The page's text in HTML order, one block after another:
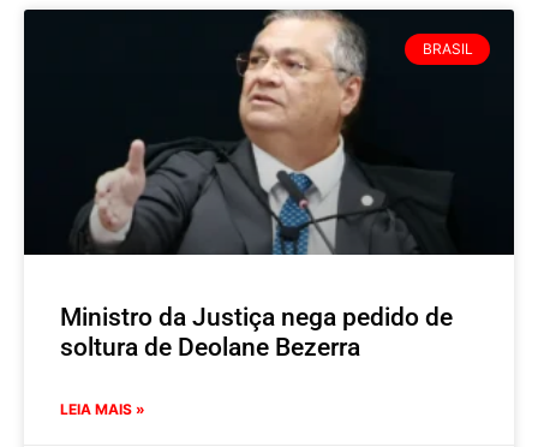
BRASIL
Ministro da Justiça nega pedido de
soltura de Deolane Bezerra
LEIA MAIS »